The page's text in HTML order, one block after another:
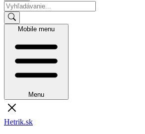
Mobile menu
Menu
Hetrik.sk